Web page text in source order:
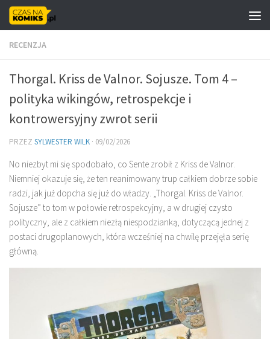
Skip to content
RECENZJA
Thorgal. Kriss de Valnor. Sojusze. Tom 4 –
polityka wikingów, retrospekcje i
kontrowersyjny zwrot serii
PRZEZ SYLWESTER WILK · 09/02/2026
No niezbyt mi się spodobało, co Sente zrobił z Kriss de Valnor.
Niemniej okazuje się, że ten reanimowany trup całkiem dobrze sobie
radzi, jak już dopcha się już do władzy. „Thorgal. Kriss de Valnor.
Sojusze” to tom w połowie retrospekcyjny, a w drugiej czysto
polityczny, ale z całkiem niezłą niespodzianką, dotyczącą jednej z
postaci drugoplanowych, która wcześniej na chwilę przejęła serię
główną.